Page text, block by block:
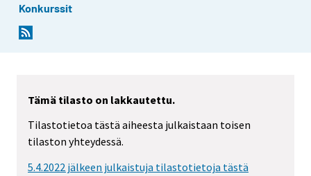
Konkurssit
Tämä tilasto on lakkautettu.
Tilastotietoa tästä aiheesta julkaistaan toisen
tilaston yhteydessä.
5.4.2022 jälkeen julkaistuja tilastotietoja tästä